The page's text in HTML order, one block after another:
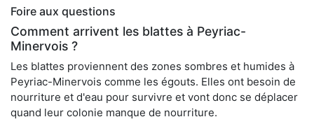
Foire aux questions
Comment arrivent les blattes à Peyriac-
Minervois ?
Les blattes proviennent des zones sombres et humides à
Peyriac-Minervois comme les égouts. Elles ont besoin de
nourriture et d'eau pour survivre et vont donc se déplacer
quand leur colonie manque de nourriture.